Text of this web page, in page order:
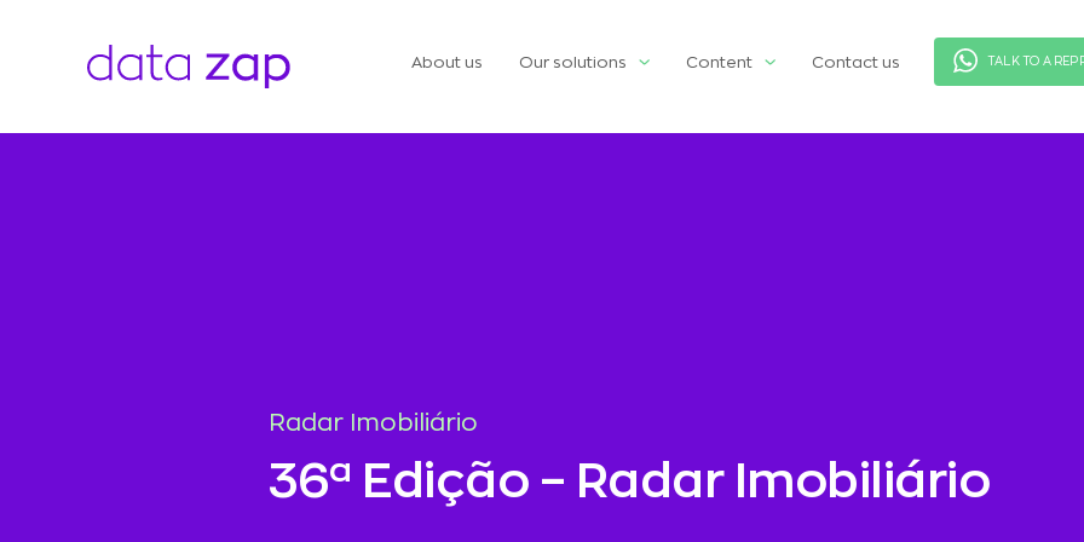
About us Our solutions Content Contact us TALK TO A
Radar Imobiliário
36ª Edição – Radar Imobiliário